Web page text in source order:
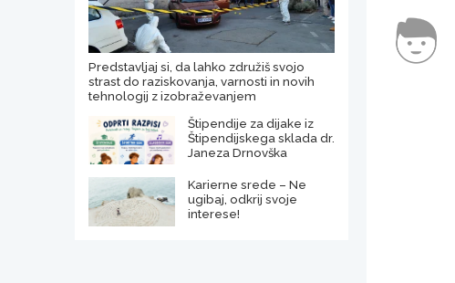
Predstavljaj si, da lahko združiš svojo
strast do raziskovanja, varnosti in novih
tehnologij z izobraževanjem
Štipendije za dijake iz
Štipendijskega sklada dr.
Janeza Drnovška
Karierne srede – Ne
ugibaj, odkrij svoje
interese!